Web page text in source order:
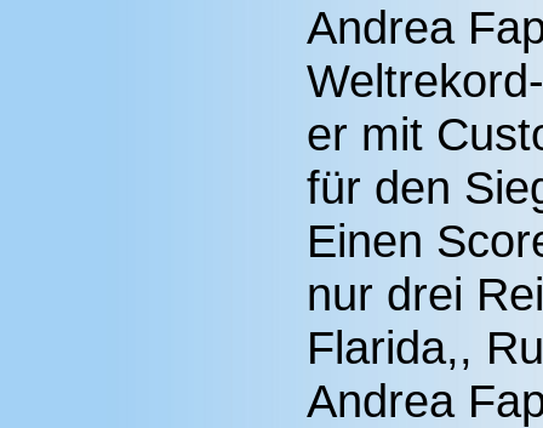
Andrea
er mit
für den
Einen
nur drei
Flarida,,
Andrea